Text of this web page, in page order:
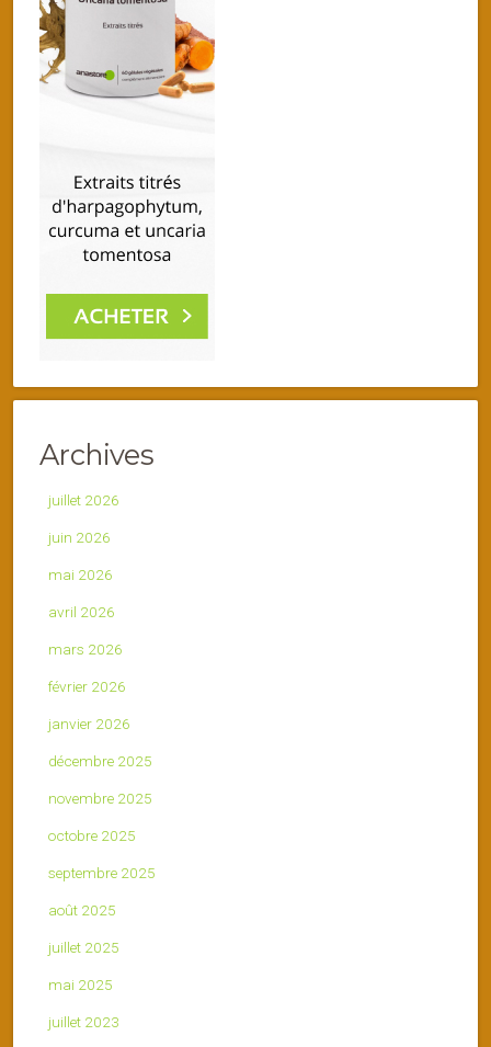
Archives
juillet 2026
juin 2026
mai 2026
avril 2026
mars 2026
février 2026
janvier 2026
décembre 2025
novembre 2025
octobre 2025
septembre 2025
août 2025
juillet 2025
mai 2025
juillet 2023